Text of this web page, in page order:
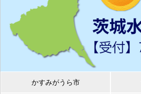
かすみがうら市